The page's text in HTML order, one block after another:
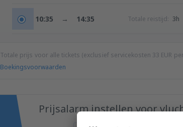
10:35 → 14:35 Totale reistijd: 3h
Totale prijs voor alle tickets (exclusief servicekosten 33 EUR
Boekingsvoorwaarden
Prijsalarm instellen voor